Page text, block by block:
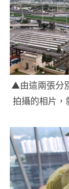
▲由這兩張分
拍攝的相片，